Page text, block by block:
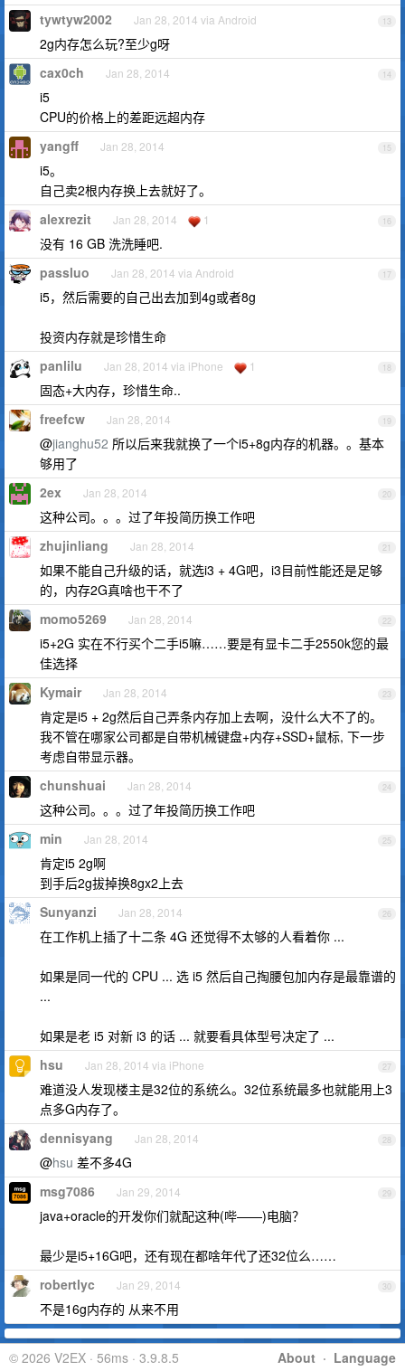
13
tywtyw2002 Jan 28, 2014 via Android
2g内存怎么玩?至少g呀
14
cax0ch Jan 28, 2014
i5
CPU的价格上的差距远超内存
15
yangff Jan 28, 2014
i5。
自己卖2根内存换上去就好了。
16
alexrezit Jan 28, 2014 1
没有 16 GB 洗洗睡吧.
17
passluo Jan 28, 2014 via Android
i5，然后需要的自己出去加到4g或者8g
投资内存就是珍惜生命
18
panlilu Jan 28, 2014 via iPhone 1
固态+大内存，珍惜生命..
19
freefcw Jan 28, 2014
@jianghu52 所以后来我就换了一个i5+8g内存的机器。。基本
够用了
20
2ex Jan 28, 2014
这种公司。。。过了年投简历换工作吧
21
zhujinliang Jan 28, 2014
如果不能自己升级的话，就选i3 + 4G吧，i3目前性能还是足够
的，内存2G真啥也干不了
22
momo5269 Jan 28, 2014
i5+2G 实在不行买个二手i5嘛……要是有显卡二手2550k您的最
佳选择
23
Kymair Jan 28, 2014
肯定是i5 + 2g然后自己弄条内存加上去啊，没什么大不了的。
我不管在哪家公司都是自带机械键盘+内存+SSD+鼠标, 下一步
考虑自带显示器。
24
chunshuai Jan 28, 2014
这种公司。。。过了年投简历换工作吧
25
min Jan 28, 2014
肯定i5 2g啊
到手后2g拔掉换8gx2上去
26
Sunyanzi Jan 28, 2014
在工作机上插了十二条 4G 还觉得不太够的人看着你 ...
如果是同一代的 CPU ... 选 i5 然后自己掏腰包加内存是最靠谱的
...
如果是老 i5 对新 i3 的话 ... 就要看具体型号决定了 ...
27
hsu Jan 28, 2014 via iPhone
难道没人发现楼主是32位的系统么。32位系统最多也就能用上3
点多G内存了。
28
dennisyang Jan 28, 2014
@hsu 差不多4G
29
msg7086 Jan 29, 2014
java+oracle的开发你们就配这种(哔——)电脑？
最少是i5+16G吧，还有现在都啥年代了还32位么……
30
robertlyc Jan 29, 2014
不是16g内存的 从来不用
About · Language
© 2026 V2EX · 56ms · 3.9.8.5